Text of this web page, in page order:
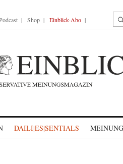
Shop Einblick-Abo
DAILI|ES|SENTIALS